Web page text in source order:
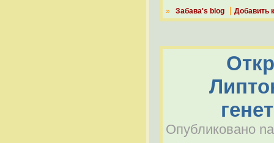
» Забава's blog Добавить
Опубликовано